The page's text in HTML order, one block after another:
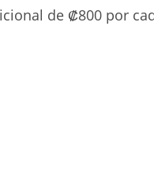
de ₡800 por